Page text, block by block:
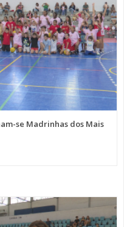
se Madrinhas dos Mais